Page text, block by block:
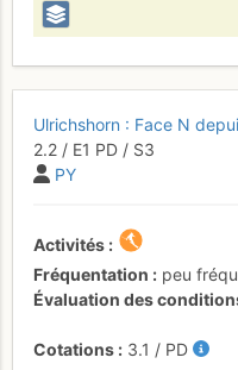
Ulrichshorn : Face N
2.2 / E1 PD / S3
PY
Activités
Fréquentation
peu
Évaluation des
Cotations 3.1 / PD